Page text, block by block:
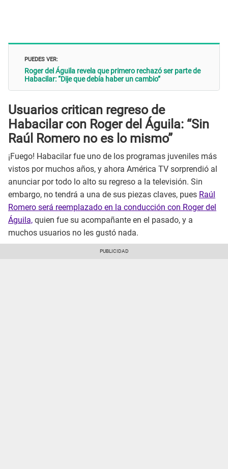
PUEDES VER:
Roger del Águila revela que primero rechazó ser parte de
Habacilar: “Dije que debía haber un cambio”
Usuarios critican regreso de
Habacilar con Roger del Águila: “Sin
Raúl Romero no es lo mismo”
¡Fuego! Habacilar fue uno de los programas juveniles más
vistos por muchos años, y ahora América TV sorprendió al
anunciar por todo lo alto su regreso a la televisión. Sin
embargo, no tendrá a una de sus piezas claves, pues Raúl
Romero será reemplazado en la conducción con Roger del
Águila, quien fue su acompañante en el pasado, y a
muchos usuarios no les gustó nada.